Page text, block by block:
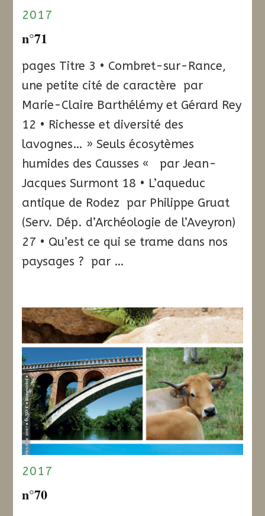
2017
n°71
pages Titre 3 • Combret-sur-Rance,
une petite cité de caractère par
Marie-Claire Barthélémy et Gérard Rey
12 • Richesse et diversité des
lavognes… » Seuls écosytèmes
humides des Causses « par Jean-
Jacques Surmont 18 • L’aqueduc
antique de Rodez par Philippe Gruat
(Serv. Dép. d’Archéologie de l’Aveyron)
27 • Qu’est ce qui se trame dans nos
paysages ? par …
2017
n°70